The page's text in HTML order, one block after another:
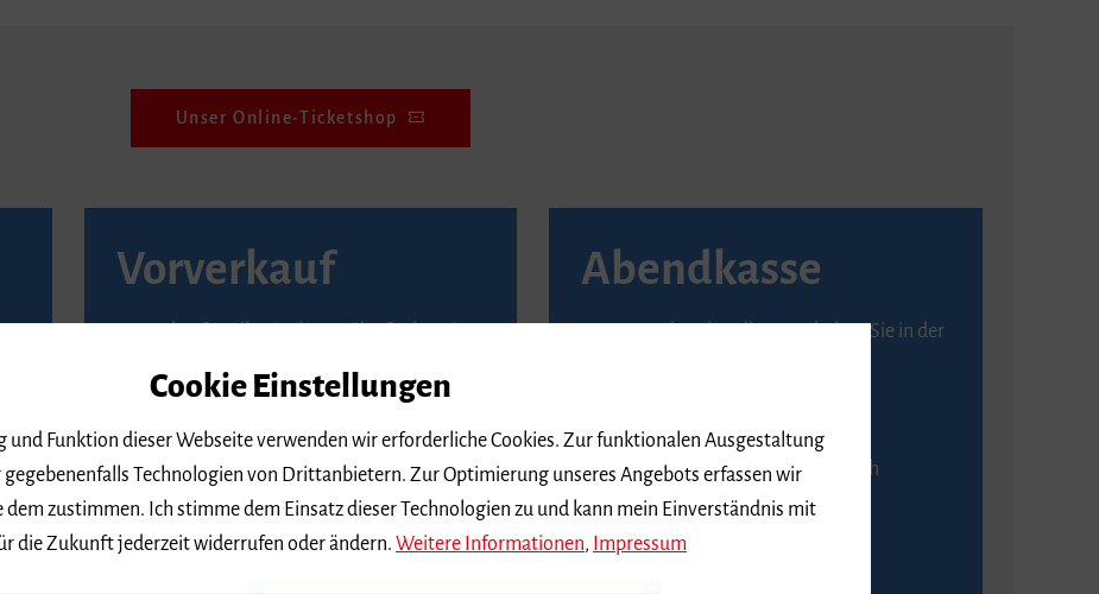
Unser Online-Ticketshop
Vorverkauf
BZ-Kartenservice Freiburg
Kaiser-Joseph-Straße 229
79098 Freiburg
Telefon 0761 4968888 (Reservierungen sind
Abendkasse
Karten an der Abendkasse erhalten Sie in der
An der Abendkasse ist ausschließlich
Barzahlung möglich.
Cookie Einstellungen
und Funktion dieser Webseite verwenden wir erforderliche Cookies. Zur funktionalen Ausgestaltung
Technologien von Drittanbietern. Zur Optimierung unseres Angebots erfassen wir
dem zustimmen. Ich stimme dem Einsatz dieser Technologien zu und kann mein Einverständnis mit
die Zukunft jederzeit widerrufen oder ändern. Weitere Informationen, Impressum